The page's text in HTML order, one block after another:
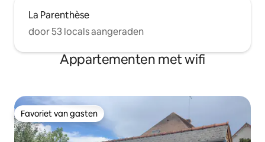
La Parenthèse
door 53 locals aangeraden
Appartementen met wifi
Favoriet van gasten
Favoriet van gasten